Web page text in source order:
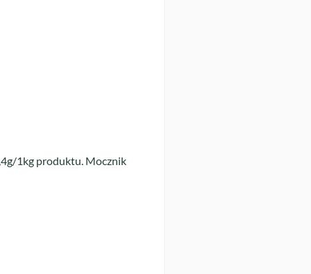
1kg produktu. Mocznik